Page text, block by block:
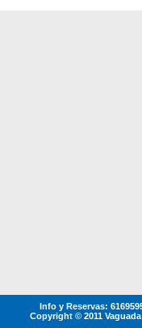
Info y Reservas:
Copyright © 2011